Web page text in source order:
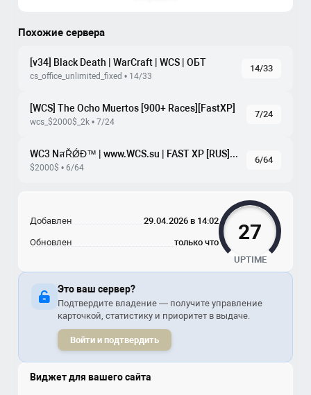
Похожие сервера
[v34] Black Death | WarCraft | WCS | ОБТ
cs_office_unlimited_fixed • 14/33
14/33
[WCS] The Ocho Muertos [900+ Races][FastXP]
wcs_$2000$_2k • 7/24
7/24
WC3 NสŘǾĐ™ | www.WCS.su | FAST XP [RUS] | many races
$2000$ • 6/64
6/64
Добавлен 29.04.2026 в 14:02
Обновлен только что 27
UPTIME
Это ваш сервер?
Подтвердите владение — получите управление
карточкой, статистику и приоритет в выдаче.
Войти и подтвердить
Виджет для вашего сайта